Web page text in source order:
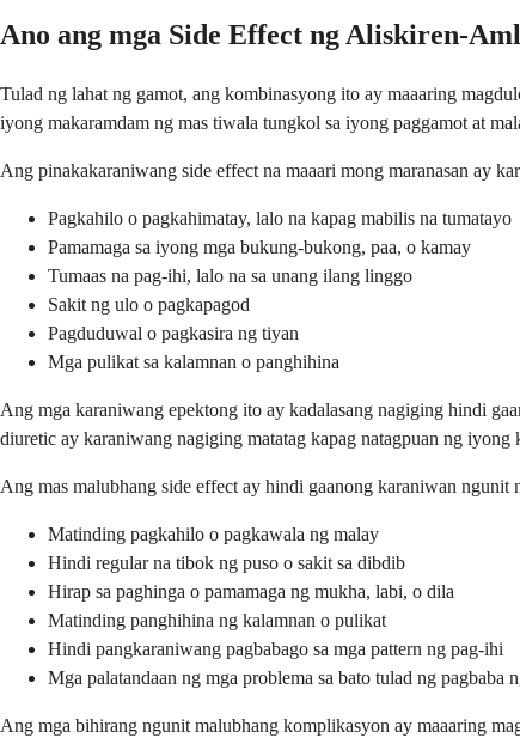
Ano ang mga Side Effect ng Aliskiren-
Tulad ng lahat ng gamot, ang kombinasyong ito ay maaaring
iyong makaramdam ng mas tiwala tungkol sa iyong paggamot at
Ang pinakakaraniwang side effect na maaari mong maranasan ay
Pagkahilo o pagkahimatay, lalo na kapag mabilis na tumatayo
Pamamaga sa iyong mga bukung-bukong, paa, o kamay
Tumaas na pag-ihi, lalo na sa unang ilang linggo
Sakit ng ulo o pagkapagod
Pagduduwal o pagkasira ng tiyan
Mga pulikat sa kalamnan o panghihina
Ang mga karaniwang epektong ito ay kadalasang nagiging hindi
diuretic ay karaniwang nagiging matatag kapag natagpuan ng iyong
Ang mas malubhang side effect ay hindi gaanong karaniwan
Matinding pagkahilo o pagkawala ng malay
Hindi regular na tibok ng puso o sakit sa dibdib
Hirap sa paghinga o pamamaga ng mukha, labi, o dila
Matinding panghihina ng kalamnan o pulikat
Hindi pangkaraniwang pagbabago sa mga pattern ng pag-ihi
Mga palatandaan ng mga problema sa bato tulad ng pagbaba
Ang mga bihirang ngunit malubhang komplikasyon ay maaaring